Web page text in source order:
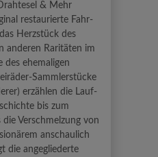
& Mehr
restaurierte Fahr-
Herzstück des
anderen Raritäten im
des ehemaligen
Sammlerstücke
erzählen die Lauf-
bis zum
Verschmelzung von
anschaulich
die angegliederte